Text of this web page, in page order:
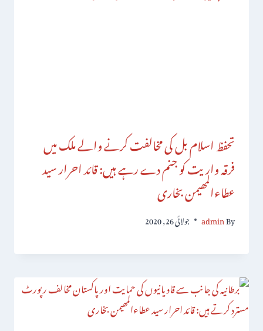
تحفظ اسلام بل کی مخالفت کرنے والے ملک میں
فرقہ واریت کو جنم دے رہے ہیں: قائد احرار سید
عطاءالمھیمن بخاری
By
admin جولائی 26, 2020